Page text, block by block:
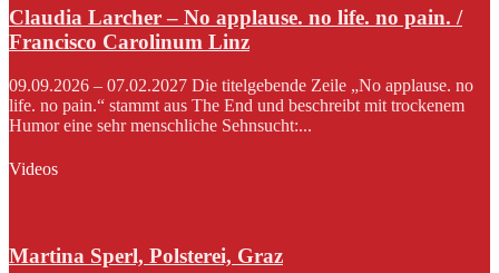
Claudia Larcher – No applause. no life. no pain. /
Francisco Carolinum Linz
09.09.2026 – 07.02.2027 Die titelgebende Zeile „No applause. no
life. no pain.“ stammt aus The End und beschreibt mit trockenem
Humor eine sehr menschliche Sehnsucht:...
Videos
Martina Sperl, Polsterei, Graz